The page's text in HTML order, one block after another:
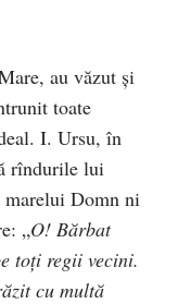
au văzut şi
toate
I. Ursu, în
rîndurile lui
marelui Domn ni
„O! Bărbat
toți regii vecini.
cu multă